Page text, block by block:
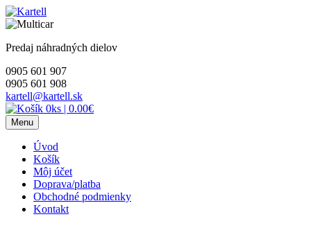
Skip
to
Predaj náhradných dielov
0905 601 907
0905 601 908
kartell@kartell.sk
0ks | 0.00€
Menu
Úvod
Košík
Môj účet
Doprava/platba
Obchodné podmienky
Kontakt